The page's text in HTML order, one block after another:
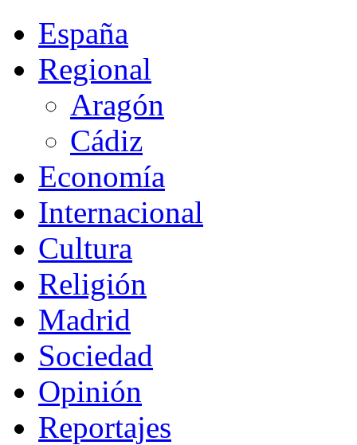
España
Regional
Aragón
Cádiz
Economía
Internacional
Cultura
Religión
Madrid
Sociedad
Opinión
Reportajes